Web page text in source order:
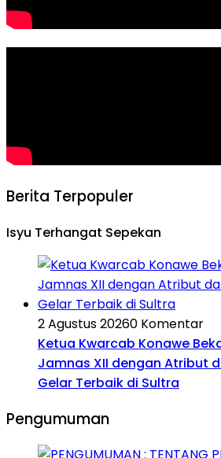
Berita Terpopuler
Isyu Terhangat Sepekan
2 Agustus 20260 Komentar
Ketua Kwarcab Konawe
Jamnas XII dengan Atribut
Gelar Terbaik di Sultra
Pengumuman